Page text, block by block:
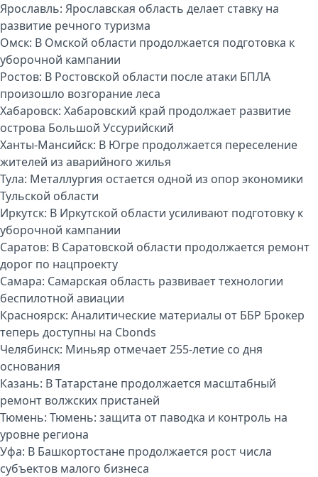
Ярославль: Ярославская область делает ставку на
развитие речного туризма
Омск: В Омской области продолжается подготовка к
уборочной кампании
Ростов: В Ростовской области после атаки БПЛА
произошло возгорание леса
Хабаровск: Хабаровский край продолжает развитие
острова Большой Уссурийский
Ханты-Мансийск: В Югре продолжается переселение
жителей из аварийного жилья
Тула: Металлургия остается одной из опор экономики
Тульской области
Иркутск: В Иркутской области усиливают подготовку к
уборочной кампании
Саратов: В Саратовской области продолжается ремонт
дорог по нацпроекту
Самара: Самарская область развивает технологии
беспилотной авиации
Красноярск: Аналитические материалы от ББР Брокер
теперь доступны на Cbonds
Челябинск: Миньяр отмечает 255-летие со дня
основания
Казань: В Татарстане продолжается масштабный
ремонт волжских пристаней
Тюмень: Тюмень: защита от паводка и контроль на
уровне региона
Уфа: В Башкортостане продолжается рост числа
субъектов малого бизнеса